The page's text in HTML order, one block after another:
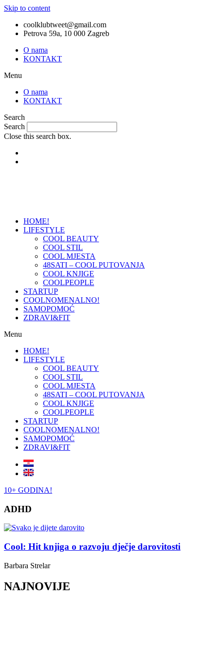
Skip to content
coolklubtweet@gmail.com
Petrova 59a, 10 000 Zagreb
O nama
KONTAKT
Menu
O nama
KONTAKT
Search
Search
Close this search box.
HOME!
LIFESTYLE
COOL BEAUTY
COOL STIL
COOL MJESTA
48SATI – COOL PUTOVANJA
COOL KNJIGE
COOLPEOPLE
STARTUP
COOLNOMENALNO!
SAMOPOMOĆ
ZDRAVI&FIT
Menu
HOME!
LIFESTYLE
COOL BEAUTY
COOL STIL
COOL MJESTA
48SATI – COOL PUTOVANJA
COOL KNJIGE
COOLPEOPLE
STARTUP
COOLNOMENALNO!
SAMOPOMOĆ
ZDRAVI&FIT
10+ GODINA!
ADHD
Cool: Hit knjiga o razvoju dječje darovitosti
Barbara Strelar
NAJNOVIJE